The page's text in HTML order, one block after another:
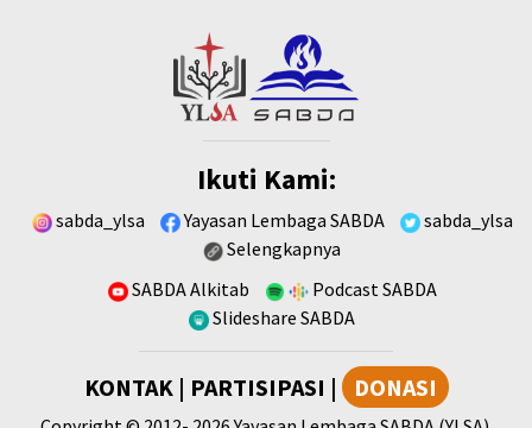
Ikuti Kami:
sabda_ylsa Yayasan Lembaga SABDA
sabda_ylsa
Selengkapnya
SABDA Alkitab
Podcast SABDA
Slideshare SABDA
KONTAK| PARTISIPASI | DONASI